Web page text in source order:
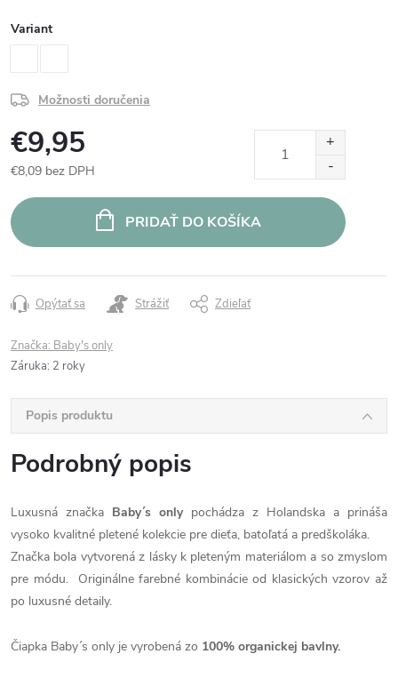
Variant
Možnosti doručenia
€9,95
€8,09 bez DPH
cena:
PRIDAŤ DO KOŠÍKA
Opýtať sa Strážiť Zdieľať
Značka: Baby's only
Záruka: 2 roky
Popis produktu
Podrobný popis
Luxusná značka Baby´s only pochádza z Holandska a prináša
vysoko kvalitné pletené kolekcie pre dieťa, batoľatá a predškoláka.
Značka bola vytvorená z lásky k pleteným materiálom a so zmyslom
pre módu. Originálne farebné kombinácie od klasických vzorov až
po luxusné detaily.
Čiapka Baby´s only je vyrobená zo 100% organickej bavlny.